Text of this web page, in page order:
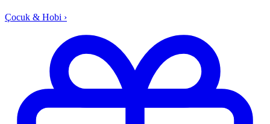
Çocuk & Hobi ›